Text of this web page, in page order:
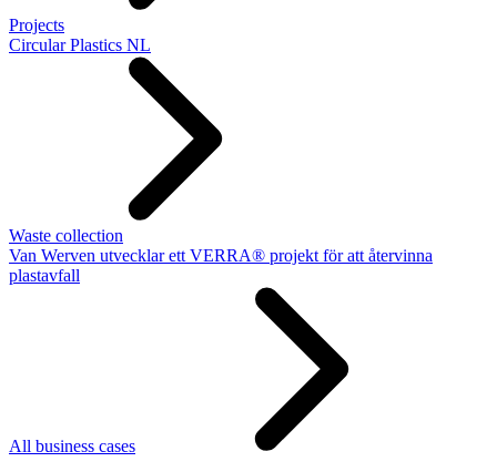
Projects
Circular Plastics NL
Waste collection
Van Werven utvecklar ett VERRA® projekt för att återvinna
plastavfall
All business cases